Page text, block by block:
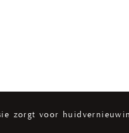
zorgt voor